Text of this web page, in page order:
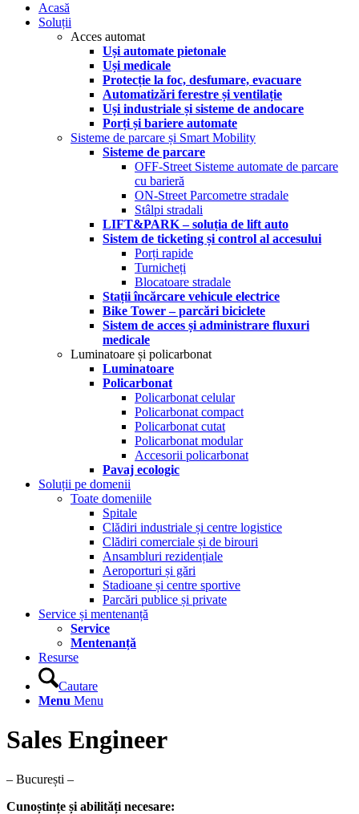
Acasă
Soluții
Acces automat
Uși automate pietonale
Uși medicale
Protecție la foc, desfumare, evacuare
Automatizări ferestre și ventilație
Uși industriale și sisteme de andocare
Porți și bariere automate
Sisteme de parcare și Smart Mobility
Sisteme de parcare
OFF-Street Sisteme automate de parcare
cu barieră
ON-Street Parcometre stradale
Stâlpi stradali
LIFT&PARK – soluția de lift auto
Sistem de ticketing și control al accesului
Porți rapide
Turnicheți
Blocatoare stradale
Stații încărcare vehicule electrice
Bike Tower – parcări biciclete
Sistem de acces și administrare fluxuri
medicale
Luminatoare și policarbonat
Luminatoare
Policarbonat
Policarbonat celular
Policarbonat compact
Policarbonat cutat
Policarbonat modular
Accesorii policarbonat
Pavaj ecologic
Soluții pe domenii
Toate domeniile
Spitale
Clădiri industriale și centre logistice
Clădiri comerciale și de birouri
Ansambluri rezidențiale
Aeroporturi și gări
Stadioane și centre sportive
Parcări publice și private
Service și mentenanță
Service
Mentenanță
Resurse
Cautare
Menu Menu
Sales Engineer
– București –
Cunoștințe și abilități necesare: